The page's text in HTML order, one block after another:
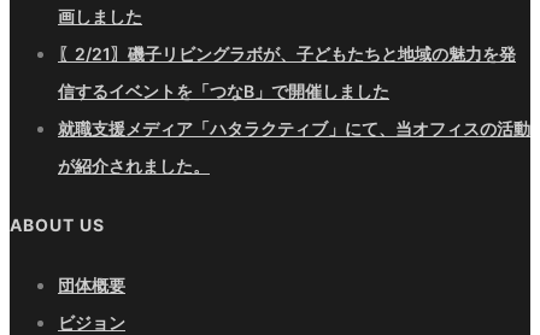
画しました
〖2/21〗磯子リビングラボが、子どもたちと地域の魅力を発
信するイベントを「つなB」で開催しました
就職支援メディア「ハタラクティブ」にて、当オフィスの活動
が紹介されました。
ABOUT US
団体概要
ビジョン